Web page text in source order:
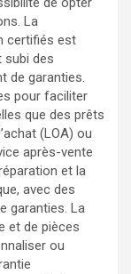
La
certifiés est
subi des
de garanties.
pour faciliter
que des prêts
(LOA) ou
après-vente
et la
avec des
garanties. La
et de pièces
ou